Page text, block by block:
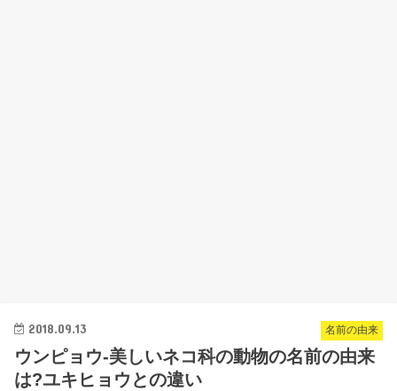
名前の由来
2018.09.13
ウンピョウ-美しいネコ科の動物の名前の由来
は?ユキヒョウとの違い